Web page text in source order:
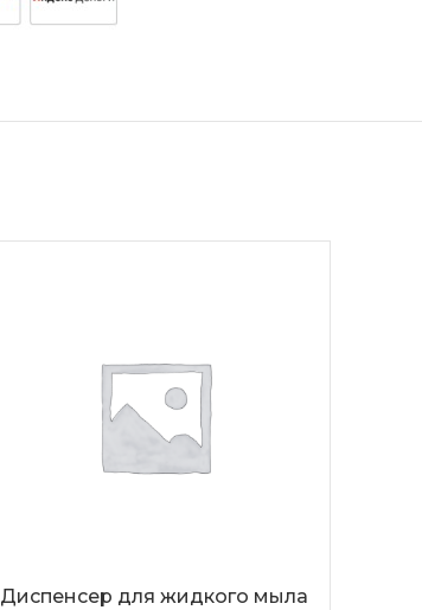
Диспенсер для жидкого мыла